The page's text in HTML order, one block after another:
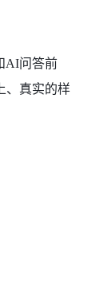
AI问答前
、真实的样